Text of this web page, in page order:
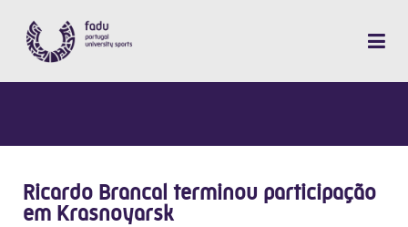
Ricardo Brancal terminou participação
em Krasnoyarsk